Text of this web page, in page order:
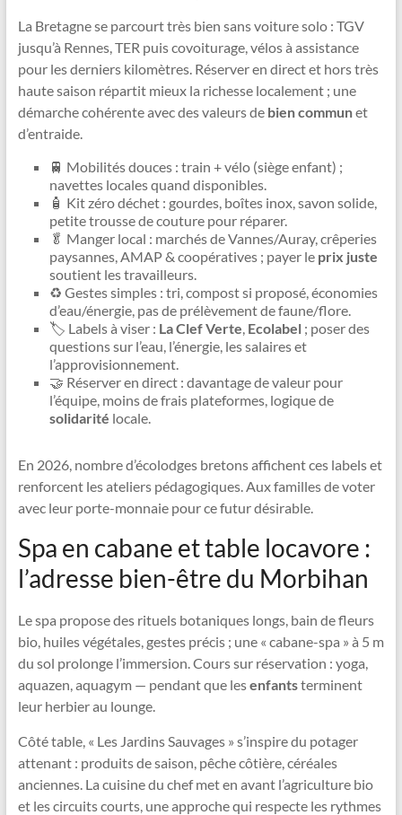
La Bretagne se parcourt très bien sans voiture solo : TGV
jusqu’à Rennes, TER puis covoiturage, vélos à assistance
pour les derniers kilomètres. Réserver en direct et hors très
haute saison répartit mieux la richesse localement ; une
démarche cohérente avec des valeurs de bien communet
d’entraide.
🚆 Mobilités douces : train + vélo (siège enfant) ;
navettes locales quand disponibles.
🧴 Kit zéro déchet : gourdes, boîtes inox, savon solide,
petite trousse de couture pour réparer.
🥬 Manger local : marchés de Vannes/Auray, crêperies
paysannes, AMAP & coopératives ; payer le prix juste
soutient les travailleurs.
♻️ Gestes simples : tri, compost si proposé, économies
d’eau/énergie, pas de prélèvement de faune/flore.
🏷️ Labels à viser : La Clef Verte, Ecolabel; poser des
questions sur l’eau, l’énergie, les salaires et
l’approvisionnement.
🤝 Réserver en direct : davantage de valeur pour
l’équipe, moins de frais plateformes, logique de
solidarité locale.
En 2026, nombre d’écolodges bretons affichent ces labels et
renforcent les ateliers pédagogiques. Aux familles de voter
avec leur porte-monnaie pour ce futur désirable.
Spa en cabane et table locavore :
l’adresse bien-être du Morbihan
Le spa propose des rituels botaniques longs, bain de fleurs
bio, huiles végétales, gestes précis ; une « cabane-spa » à 5 m
du sol prolonge l’immersion. Cours sur réservation : yoga,
aquazen, aquagym — pendant que lesenfantsterminent
leur herbier au lounge.
Côté table, « Les Jardins Sauvages » s’inspire du potager
attenant : produits de saison, pêche côtière, céréales
anciennes. La cuisine du chef met en avant l’agriculture bio
et les circuits courts, une approche qui respecte les rythmes